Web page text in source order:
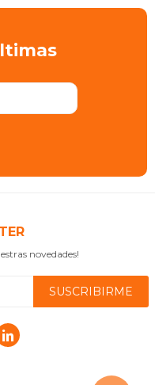
novedades!
SUSCRIBIRME
